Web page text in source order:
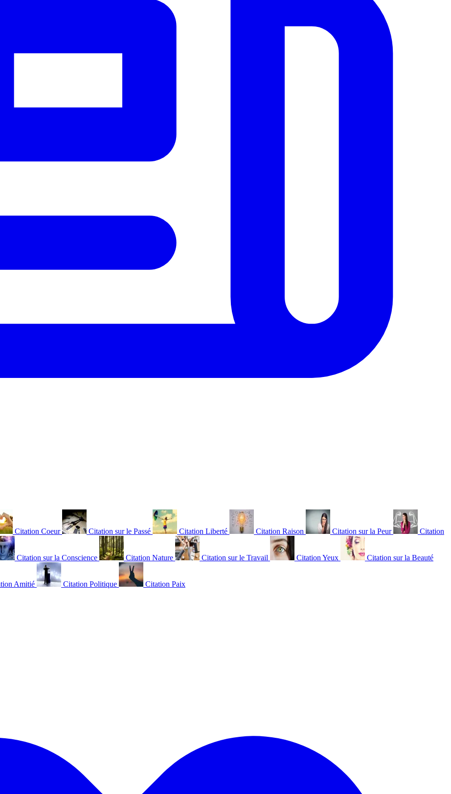
Citation Coeur Citation sur le Passé Citation Liberté Citation Raison Citation sur la Peur Citation
Citation sur la Conscience Citation Nature Citation sur le Travail Citation Yeux Citation sur la Beauté
Amitié Citation Politique Citation Paix